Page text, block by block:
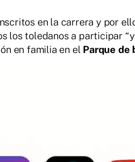
en la carrera y por
los toledanos a participar
en familia en el Parque de